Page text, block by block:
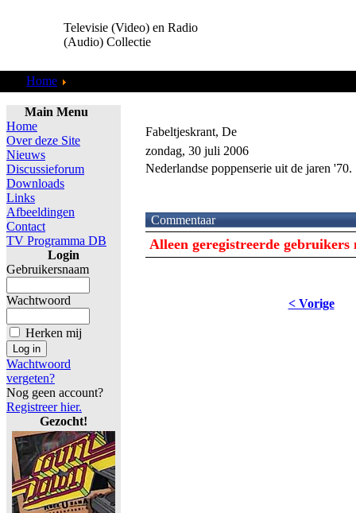
Televisie (Video) en Radio
(Audio) Collectie
Home
Main Menu
Home
Over deze Site
Nieuws
Discussieforum
Downloads
Links
Afbeeldingen
Contact
TV Programma DB
Login
Gebruikersnaam
Wachtwoord
Herken mij
Wachtwoord
vergeten?
Nog geen account?
Registreer hier.
Gezocht!
Fabeltjeskrant, De
zondag, 30 juli 2006
Nederlandse poppenserie uit de jaren '70.
Commentaar
Alleen geregistreerde gebruikers
< Vorige